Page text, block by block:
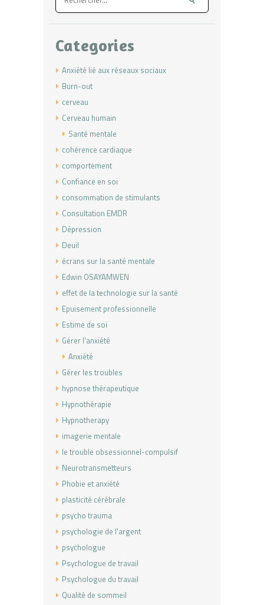
Categories
Anxiété lié aux réseaux sociaux
Burn-out
cerveau
Cerveau humain
Santé mentale
cohérence cardiaque
comportement
Confiance en soi
consommation de stimulants
Consultation EMDR
Dépression
Deuil
écrans sur la santé mentale
Edwin OSAYAMWEN
effet de la technologie sur la santé
Epuisement professionnelle
Estime de soi
Gérer l'anxiété
Anxiété
Gérer les troubles
hypnose thérapeutique
Hypnothérapie
Hypnotherapy
imagerie mentale
le trouble obsessionnel-compulsif
Neurotransmetteurs
Phobie et anxiété
plasticité cérébrale
psycho trauma
psychologie de l'argent
psychologue
Psychologue de travail
Psychologue du travail
Qualité de sommeil